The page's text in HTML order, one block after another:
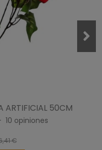
ARTIFICIAL 50CM
10 opiniones
€